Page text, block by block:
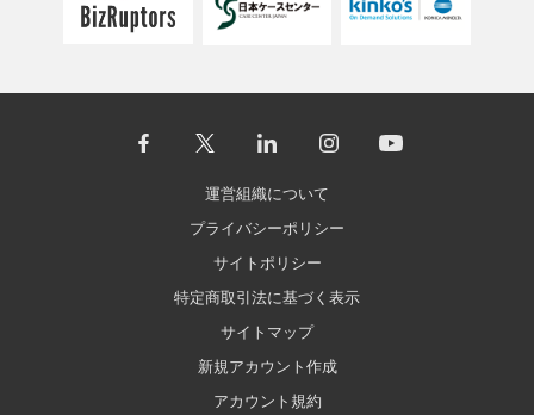
運営組織について
プライバシーポリシー
サイトポリシー
特定商取引法に基づく表示
サイトマップ
新規アカウント作成
アカウント規約